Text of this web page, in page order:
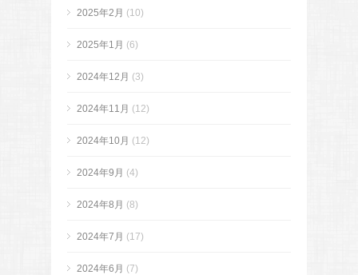
2025年2月 (10)
2025年1月 (6)
2024年12月 (3)
2024年11月 (12)
2024年10月 (12)
2024年9月 (4)
2024年8月 (8)
2024年7月 (17)
2024年6月 (7)